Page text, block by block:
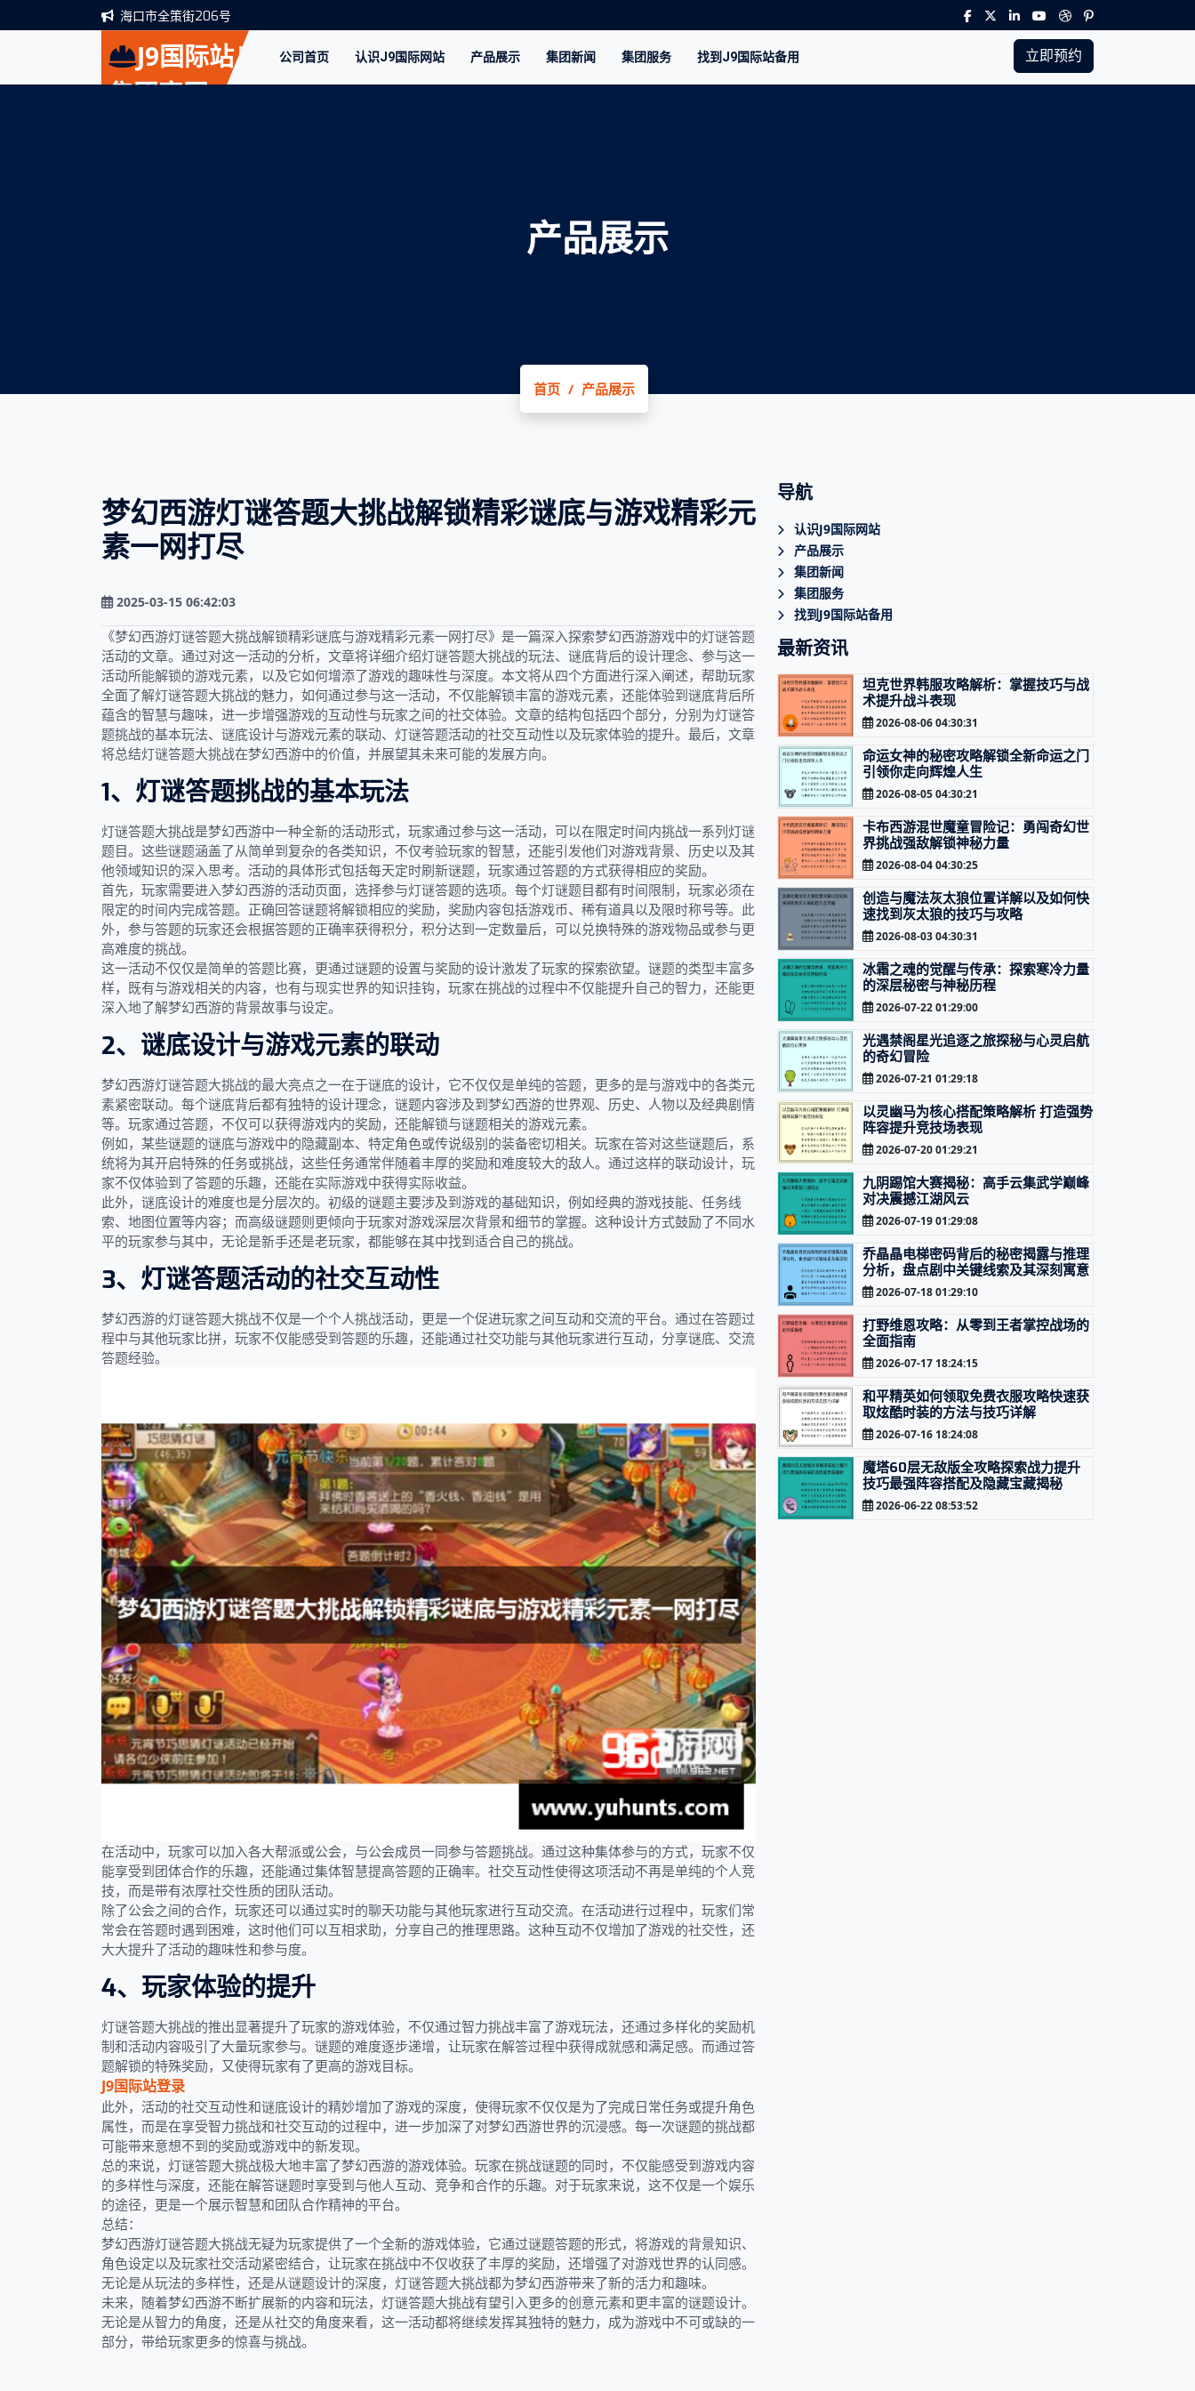
海口市全策街206号
J9国际站|
集团官网
公司首页 认识J9国际网站 产品展示 集团新闻 集团服务 找到J9国际站备用 立即预约
产品展示
首页 产品展示
梦幻西游灯谜答题大挑战解锁精彩谜底与游戏精彩元
素一网打尽
2025-03-15 06:42:03
《梦幻西游灯谜答题大挑战解锁精彩谜底与游戏精彩元素一网打尽》是一篇深入探索梦幻西游游戏中的灯谜答题
活动的文章。通过对这一活动的分析，文章将详细介绍灯谜答题大挑战的玩法、谜底背后的设计理念、参与这一
活动所能解锁的游戏元素，以及它如何增添了游戏的趣味性与深度。本文将从四个方面进行深入阐述，帮助玩家
全面了解灯谜答题大挑战的魅力，如何通过参与这一活动，不仅能解锁丰富的游戏元素，还能体验到谜底背后所
蕴含的智慧与趣味，进一步增强游戏的互动性与玩家之间的社交体验。文章的结构包括四个部分，分别为灯谜答
题挑战的基本玩法、谜底设计与游戏元素的联动、灯谜答题活动的社交互动性以及玩家体验的提升。最后，文章
将总结灯谜答题大挑战在梦幻西游中的价值，并展望其未来可能的发展方向。
1、灯谜答题挑战的基本玩法
灯谜答题大挑战是梦幻西游中一种全新的活动形式，玩家通过参与这一活动，可以在限定时间内挑战一系列灯谜
题目。这些谜题涵盖了从简单到复杂的各类知识，不仅考验玩家的智慧，还能引发他们对游戏背景、历史以及其
他领域知识的深入思考。活动的具体形式包括每天定时刷新谜题，玩家通过答题的方式获得相应的奖励。
首先，玩家需要进入梦幻西游的活动页面，选择参与灯谜答题的选项。每个灯谜题目都有时间限制，玩家必须在
限定的时间内完成答题。正确回答谜题将解锁相应的奖励，奖励内容包括游戏币、稀有道具以及限时称号等。此
外，参与答题的玩家还会根据答题的正确率获得积分，积分达到一定数量后，可以兑换特殊的游戏物品或参与更
高难度的挑战。
这一活动不仅仅是简单的答题比赛，更通过谜题的设置与奖励的设计激发了玩家的探索欲望。谜题的类型丰富多
样，既有与游戏相关的内容，也有与现实世界的知识挂钩，玩家在挑战的过程中不仅能提升自己的智力，还能更
深入地了解梦幻西游的背景故事与设定。
2、谜底设计与游戏元素的联动
梦幻西游灯谜答题大挑战的最大亮点之一在于谜底的设计，它不仅仅是单纯的答题，更多的是与游戏中的各类元
素紧密联动。每个谜底背后都有独特的设计理念，谜题内容涉及到梦幻西游的世界观、历史、人物以及经典剧情
等。玩家通过答题，不仅可以获得游戏内的奖励，还能解锁与谜题相关的游戏元素。
例如，某些谜题的谜底与游戏中的隐藏副本、特定角色或传说级别的装备密切相关。玩家在答对这些谜题后，系
统将为其开启特殊的任务或挑战，这些任务通常伴随着丰厚的奖励和难度较大的敌人。通过这样的联动设计，玩
家不仅体验到了答题的乐趣，还能在实际游戏中获得实际收益。
此外，谜底设计的难度也是分层次的。初级的谜题主要涉及到游戏的基础知识，例如经典的游戏技能、任务线
索、地图位置等内容；而高级谜题则更倾向于玩家对游戏深层次背景和细节的掌握。这种设计方式鼓励了不同水
平的玩家参与其中，无论是新手还是老玩家，都能够在其中找到适合自己的挑战。
3、灯谜答题活动的社交互动性
梦幻西游的灯谜答题大挑战不仅是一个个人挑战活动，更是一个促进玩家之间互动和交流的平台。通过在答题过
程中与其他玩家比拼，玩家不仅能感受到答题的乐趣，还能通过社交功能与其他玩家进行互动，分享谜底、交流
答题经验。
在活动中，玩家可以加入各大帮派或公会，与公会成员一同参与答题挑战。通过这种集体参与的方式，玩家不仅
能享受到团体合作的乐趣，还能通过集体智慧提高答题的正确率。社交互动性使得这项活动不再是单纯的个人竞
技，而是带有浓厚社交性质的团队活动。
除了公会之间的合作，玩家还可以通过实时的聊天功能与其他玩家进行互动交流。在活动进行过程中，玩家们常
常会在答题时遇到困难，这时他们可以互相求助，分享自己的推理思路。这种互动不仅增加了游戏的社交性，还
大大提升了活动的趣味性和参与度。
4、玩家体验的提升
灯谜答题大挑战的推出显著提升了玩家的游戏体验，不仅通过智力挑战丰富了游戏玩法，还通过多样化的奖励机
制和活动内容吸引了大量玩家参与。谜题的难度逐步递增，让玩家在解答过程中获得成就感和满足感。而通过答
题解锁的特殊奖励，又使得玩家有了更高的游戏目标。
J9国际站登录
此外，活动的社交互动性和谜底设计的精妙增加了游戏的深度，使得玩家不仅仅是为了完成日常任务或提升角色
属性，而是在享受智力挑战和社交互动的过程中，进一步加深了对梦幻西游世界的沉浸感。每一次谜题的挑战都
可能带来意想不到的奖励或游戏中的新发现。
总的来说，灯谜答题大挑战极大地丰富了梦幻西游的游戏体验。玩家在挑战谜题的同时，不仅能感受到游戏内容
的多样性与深度，还能在解答谜题时享受到与他人互动、竞争和合作的乐趣。对于玩家来说，这不仅是一个娱乐
的途径，更是一个展示智慧和团队合作精神的平台。
总结：
梦幻西游灯谜答题大挑战无疑为玩家提供了一个全新的游戏体验，它通过谜题答题的形式，将游戏的背景知识、
角色设定以及玩家社交活动紧密结合，让玩家在挑战中不仅收获了丰厚的奖励，还增强了对游戏世界的认同感。
无论是从玩法的多样性，还是从谜题设计的深度，灯谜答题大挑战都为梦幻西游带来了新的活力和趣味。
未来，随着梦幻西游不断扩展新的内容和玩法，灯谜答题大挑战有望引入更多的创意元素和更丰富的谜题设计。
无论是从智力的角度，还是从社交的角度来看，这一活动都将继续发挥其独特的魅力，成为游戏中不可或缺的一
部分，带给玩家更多的惊喜与挑战。
导航
认识J9国际网站
产品展示
集团新闻
集团服务
找到J9国际站备用
最新资讯
坦克世界韩服攻略解析：掌握技巧与战
术提升战斗表现
2026-08-06 04:30:31
命运女神的秘密攻略解锁全新命运之门
引领你走向辉煌人生
2026-08-05 04:30:21
卡布西游混世魔童冒险记：勇闯奇幻世
界挑战强敌解锁神秘力量
2026-08-04 04:30:25
创造与魔法灰太狼位置详解以及如何快
速找到灰太狼的技巧与攻略
2026-08-03 04:30:31
冰霜之魂的觉醒与传承：探索寒冷力量
的深层秘密与神秘历程
2026-07-22 01:29:00
光遇禁阁星光追逐之旅探秘与心灵启航
的奇幻冒险
2026-07-21 01:29:18
以灵幽马为核心搭配策略解析 打造强势
阵容提升竞技场表现
2026-07-20 01:29:21
九阴踢馆大赛揭秘：高手云集武学巅峰
对决震撼江湖风云
2026-07-19 01:29:08
乔晶晶电梯密码背后的秘密揭露与推理
分析，盘点剧中关键线索及其深刻寓意
2026-07-18 01:29:10
打野维恩攻略：从零到王者掌控战场的
全面指南
2026-07-17 18:24:15
和平精英如何领取免费衣服攻略快速获
取炫酷时装的方法与技巧详解
2026-07-16 18:24:08
魔塔60层无敌版全攻略探索战力提升
技巧最强阵容搭配及隐藏宝藏揭秘
2026-06-22 08:53:52